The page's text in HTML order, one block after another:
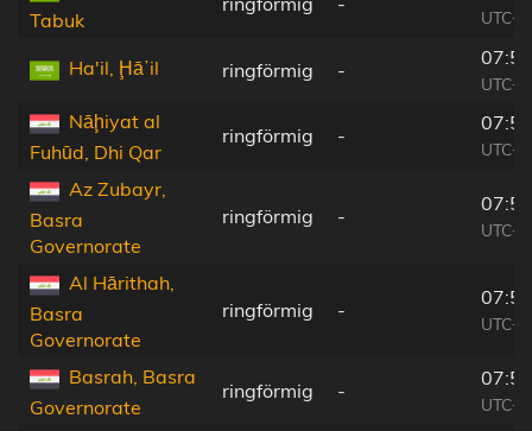
Tabuk
Ha'il, Ḩāʼil ringförmig -
Nāḩiyat al
Fuhūd, Dhi Qar
ringförmig -
Az Zubayr,
Basra
Governorate
ringförmig -
Al Hārithah,
Basra
Governorate
ringförmig -
Basrah, Basra
Governorate
ringförmig -